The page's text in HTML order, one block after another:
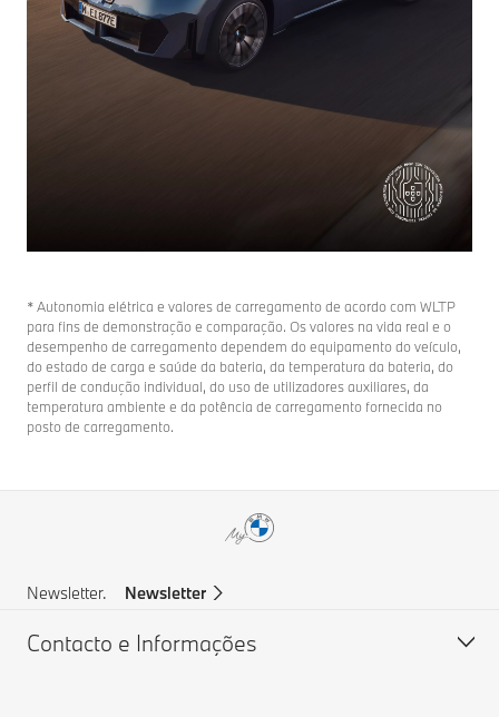
* Autonomia elétrica e valores de carregamento de acordo com WLTP
para fins de demonstração e comparação. Os valores na vida real e o
desempenho de carregamento dependem do equipamento do veículo,
do estado de carga e saúde da bateria, da temperatura da bateria, do
perfil de condução individual, do uso de utilizadores auxiliares, da
temperatura ambiente e da potência de carregamento fornecida no
posto de carregamento.
Newsletter. Newsletter
Contacto e Informações